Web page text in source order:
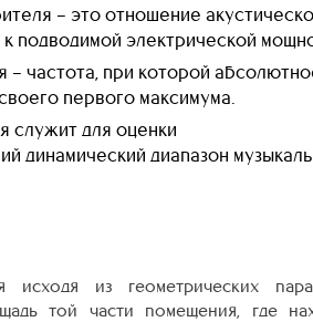
– это отношение
подводимой электрической
– частота, при которой
первого максимума.
служит для оценки
динамический диапазон
исходя из геометрических
той части помещения, где